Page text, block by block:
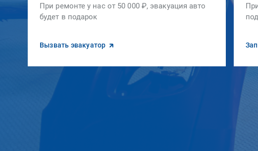
При ремонте у нас от 50 000 ₽, эвакуация авто
будет в подарок
Вызвать эвакуатор